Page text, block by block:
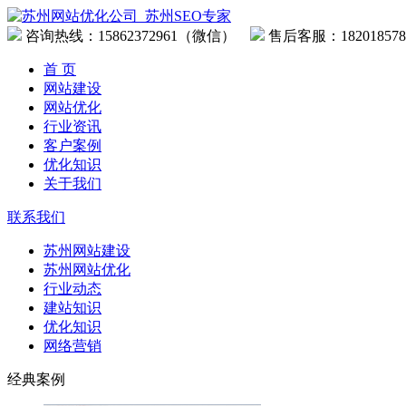
咨询热线： 15862372961（微信） 售后客服：
首 页
网站建设
网站优化
行业资讯
客户案例
优化知识
关于我们
联系我们
苏州网站建设
苏州网站优化
行业动态
建站知识
优化知识
网络营销
经典案例